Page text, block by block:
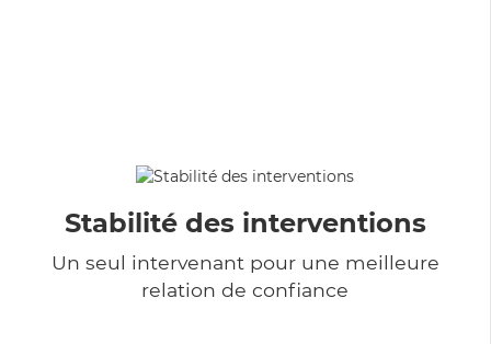
Stabilité des interventions
Un seul intervenant pour une meilleure
relation de confiance